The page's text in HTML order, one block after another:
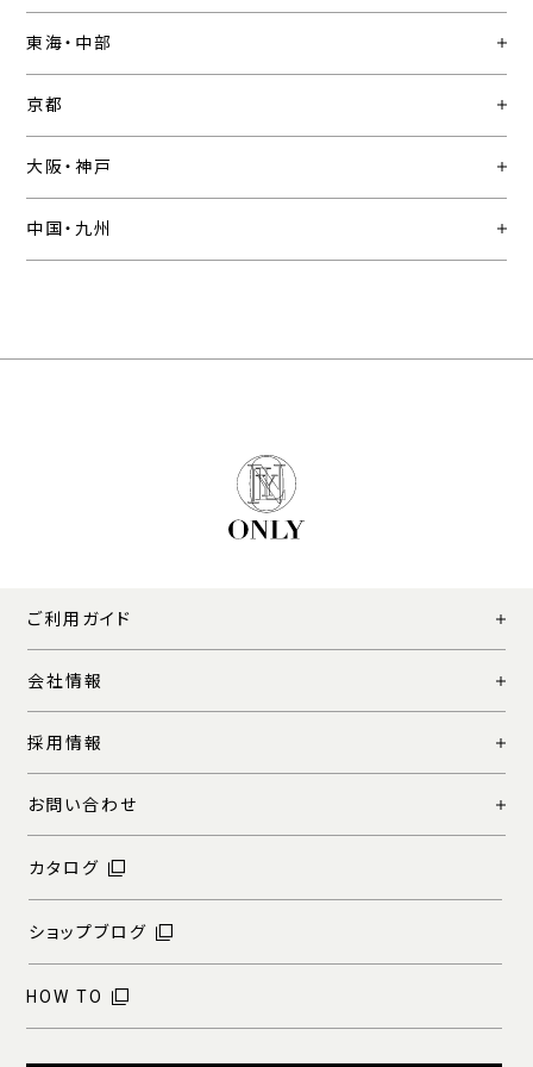
東海・中部
京都
大阪・神戸
中国・九州
ご利用ガイド
会社情報
採用情報
お問い合わせ
カタログ
ショップブログ
HOW TO